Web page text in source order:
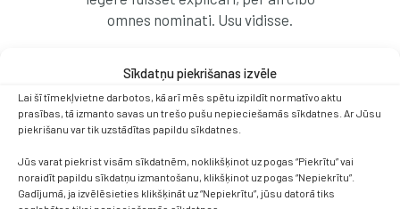
Sīkdatņu piekrišanas izvēle
Lai šī tīmekļvietne darbotos, kā arī mēs spētu izpildīt normatīvo aktu
prasības, tā izmanto savas un trešo pušu nepieciešamās sīkdatnes. Ar Jūsu
piekrišanu var tik uzstādītas papildu sīkdatnes.
Jūs varat piekrist visām sīkdatnēm, noklikšķinot uz pogas “Piekrītu” vai
noraidīt papildu sīkdatņu izmantošanu, klikšķinot uz pogas “Nepiekrītu”.
Gadījumā, ja izvēlēsieties klikšķināt uz “Nepiekrītu”, jūsu datorā tiks
omnes nominati. Usu vidisse.